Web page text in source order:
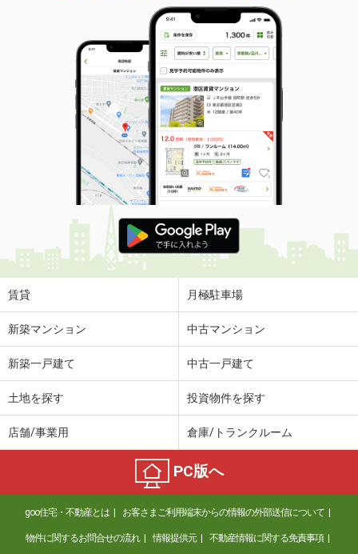
賃貸 月極駐車場
新築マンション 中古マンション
新築一戸建て 中古一戸建て
土地を探す 投資物件を探す
店舗/事業用 倉庫/トランクルーム
PC版へ
goo住宅・不動産とは お客さまご利用端末からの情報の外部送信について
物件に関するお問合せの流れ 情報提供元 不動産情報に関する免責事項